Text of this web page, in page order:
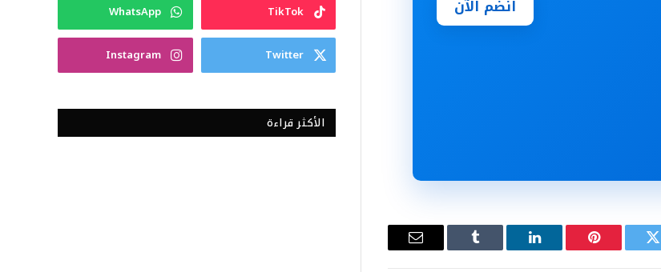
انضم الآن
تويتر بينتيريستلينكدإن Tumblr
البريد
TikTok
WhatsApp
Twitter
Instagram
الأكثر قراءة